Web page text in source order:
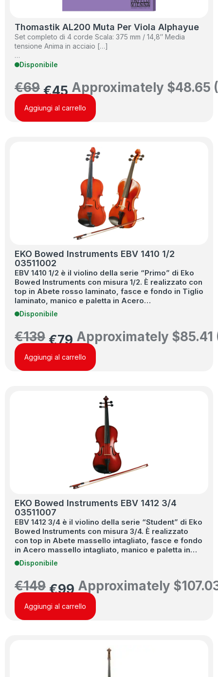
Thomastik AL200 Muta Per Viola Alphayue
Set completo di 4 corde Scala: 375 mm / 14,8″ Media
tensione Anima in acciaio […]
…
Disponibile
€69 €45 Approximately $48.65
Aggiungi al carrello
EKO Bowed Instruments EBV 1410 1/2
03511002
EBV 1410 1/2 è il violino della serie “Primo” di Eko
Bowed Instruments con misura 1/2. È realizzato con
top in Abete rosso laminato, fasce e fondo in Tiglio
laminato, manico e paletta in Acero…
Disponibile
€139 €79 Approximately $85.41
Aggiungi al carrello
EKO Bowed Instruments EBV 1412 3/4
03511007
EBV 1412 3/4 è il violino della serie “Student” di Eko
Bowed Instruments con misura 3/4. È realizzato
con top in Abete massello intagliato, fasce e fondo
in Acero massello intagliato, manico e paletta in…
Disponibile
€149 €99 Approximately $
Aggiungi al carrello